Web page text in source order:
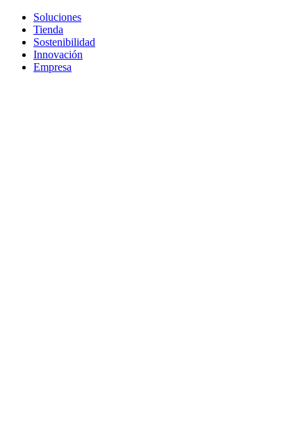
Soluciones
Tienda
Sostenibilidad
Innovación
Empresa